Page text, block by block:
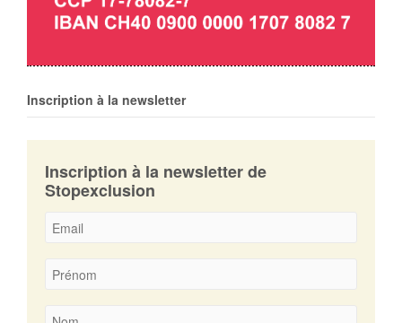
Inscription à la newsletter
Inscription à la newsletter de
Stopexclusion